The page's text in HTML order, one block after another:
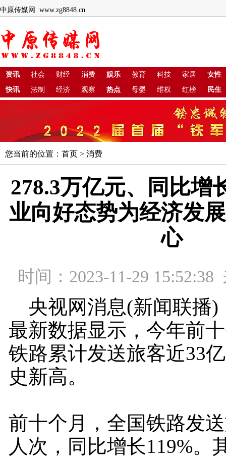
中原传媒网 www.zg8848.cn
资讯 社会 财经 消费 娱乐 教育 科技 家居
女性
快讯
法制 经济 观察 热点 母婴 维权 红榜 民生
您当前的位置： 首页 > 消费
278.3万亿元、同比增
业向好态势为经济发
心
时间：2023-11-29
央视网消息(新闻联播)
最新数据显示，今年前
铁路累计发送旅客近33
史新高。
前十个月，全国铁路发
人次，同比增长119%。